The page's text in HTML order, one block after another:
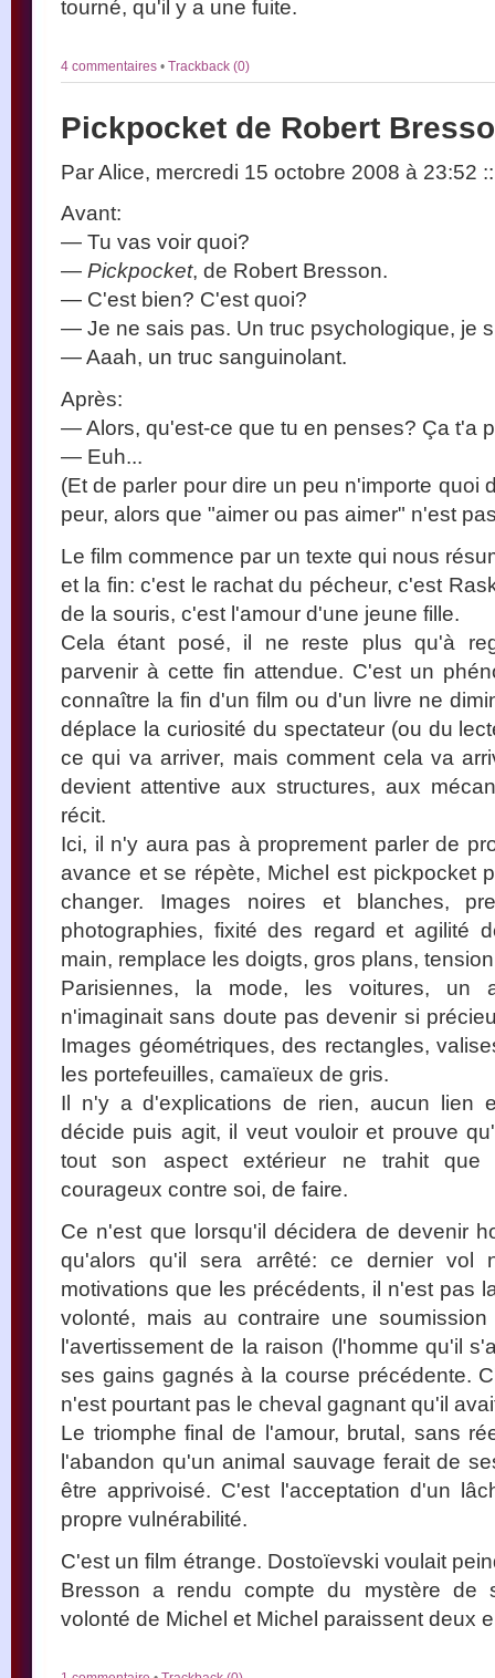
tourné, qu'il y a une fuite.
4 commentaires • Trackback (0)
Pickpocket de Robert
Par Alice, mercredi 15 octobre 2008 à 23:52 ::
Avant:
— Tu vas voir quoi?
— Pickpocket, de Robert Bresson.
— C'est bien? C'est quoi?
— Je ne sais pas. Un truc psychologique, je
— Aaah, un truc sanguinolant.
Après:
— Alors, qu'est-ce que tu en penses? Ça t'a
— Euh...
(Et de parler pour dire un peu n'importe quoi
peur, alors que "aimer ou pas aimer" n'est
Le film commence par un texte qui nous
et la fin: c'est le rachat du pécheur, c'est
de la souris, c'est l'amour d'une jeune fille.
Cela étant posé, il ne reste plus qu'à
parvenir à cette fin attendue. C'est un
connaître la fin d'un film ou d'un livre ne
déplace la curiosité du spectateur (ou du
ce qui va arriver, mais comment cela va
devient attentive aux structures, aux
récit.
Ici, il n'y aura pas à proprement parler de
avance et se répète, Michel est pickpocket
changer. Images noires et blanches,
photographies, fixité des regard et agilité
main, remplace les doigts, gros plans,
Parisiennes, la mode, les voitures, un
n'imaginait sans doute pas devenir si
Images géométriques, des rectangles,
les portefeuilles, camaïeux de gris.
Il n'y a d'explications de rien, aucun lien
décide puis agit, il veut vouloir et prouve
tout son aspect extérieur ne trahit que
courageux contre soi, de faire.
Ce n'est que lorsqu'il décidera de devenir
qu'alors qu'il sera arrêté: ce dernier vol
motivations que les précédents, il n'est pas
volonté, mais au contraire une
l'avertissement de la raison (l'homme qu'il
ses gains gagnés à la course précédente.
n'est pourtant pas le cheval gagnant qu'il
Le triomphe final de l'amour, brutal, sans
l'abandon qu'un animal sauvage ferait de
être apprivoisé. C'est l'acceptation d'un
propre vulnérabilité.
C'est un film étrange. Dostoïevski voulait
Bresson a rendu compte du mystère de
volonté de Michel et Michel paraissent deux